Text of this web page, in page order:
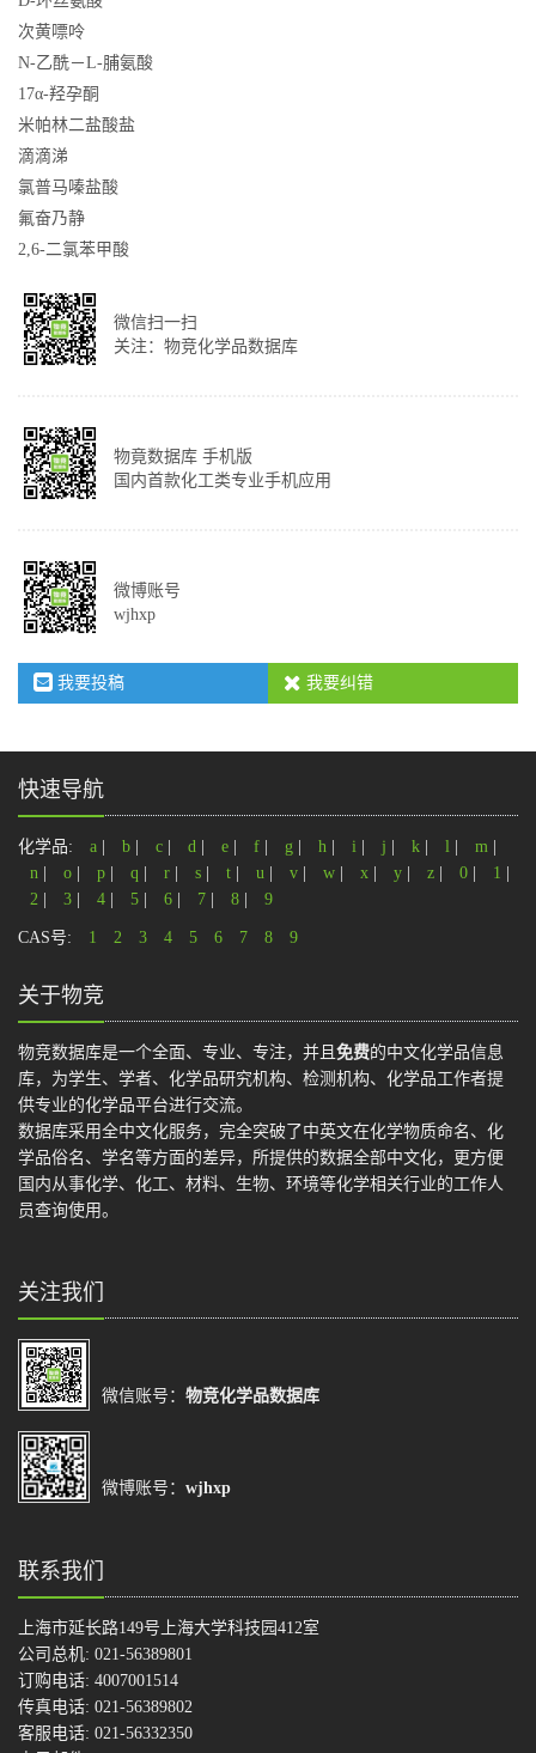
次黄嘌呤
N-乙酰－L-脯氨酸
17α-羟孕酮
米帕林二盐酸盐
滴滴涕
氯普马嗪盐酸
氟奋乃静
2,6-二氯苯甲酸
微信扫一扫
关注：物竞化学品数据库
物竟数据库 手机版
国内首款化工类专业手机应用
微博账号
wjhxp
我要投稿 我要纠错
快速导航
化学品: a b c d e f g h i j k l m
n
o p q r s t u v w x y z 0 1
2
3 4 5 6 7 8 9
CAS号: 1 2 3 4 5 6 7 8 9
关于物竞
物竞数据库是一个全面、专业、专注，并且 免费的中文化学品信息
库，为学生、学者、化学品研究机构、检测机构、化学品工作者提
供专业的化学品平台进行交流。
数据库采用全中文化服务，完全突破了中英文在化学物质命名、化
学品俗名、学名等方面的差异，所提供的数据全部中文化，更方便
国内从事化学、化工、材料、生物、环境等化学相关行业的工作人
员查询使用。
关注我们
微信账号： 物竞化学品数据库
微博账号： wjhxp
联系我们
上海市延长路149号上海大学科技园412室
公司总机: 021-56389801
订购电话: 4007001514
传真电话: 021-56389802
客服电话: 021-56332350